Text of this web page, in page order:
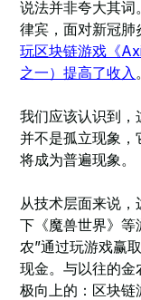
说法并非夸大其
律宾，面对新冠
玩区块链游戏《
之一）提高了收入。
我们应该认识到
并不是孤立现象
将成为普遍现象。
从技术层面来说
下《魔兽世界》
农”通过玩游戏赢
现金。与以往的
极向上的：区块